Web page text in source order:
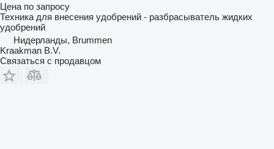
Цена по запросу
Техника для внесения удобрений - разбрасыватель жидких
удобрений
Нидерланды, Brummen
Kraakman B.V.
Связаться с продавцом